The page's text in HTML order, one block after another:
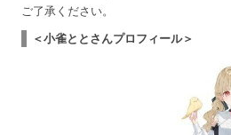
ご了承ください。
＜小雀ととさんプロフィール＞